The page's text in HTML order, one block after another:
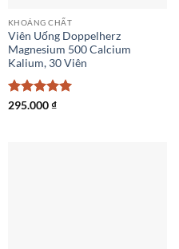
KHOÁNG CHẤT
Viên Uống Doppelherz
Magnesium 500 Calcium
Kalium, 30 Viên
Được xếp
295.000₫